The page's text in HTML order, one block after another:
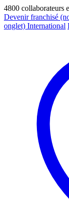
4800 collaborateurs
Devenir franchisé
onglet) International